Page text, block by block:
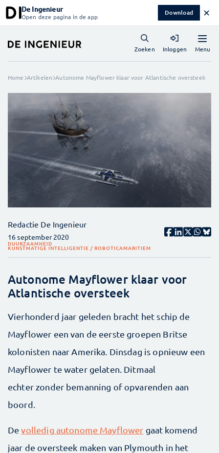
De Ingenieur
Open deze pagina in de app Download ✕
Menu
Zoeken Inloggen
Home Artikelen Autonome Mayflower klaar voor Atlantische oversteek
Redactie De Ingenieur
16 september 2020
DUURZAAMHEID
KUNSTMATIGE INTELLIGENTIE / ROBOTICAMARITIEM
Autonome Mayflower klaar voor
Atlantische oversteek
Vierhonderd jaar geleden bracht het schip de
Mayflower een van de eerste groepen Britse
kolonisten naar Amerika. Dinsdag is opnieuw een
Mayflower te water gelaten. Ditmaal
echter zonder bemanning of opvarenden aan
boord.
Devolledig autonome Mayflower gaat komend
jaar de oversteek maken van Plymouth in het